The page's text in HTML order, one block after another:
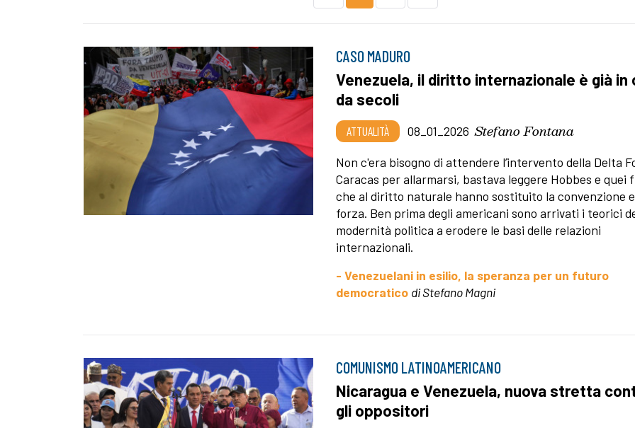
CASO MADURO
Venezuela, il diritto internazionale è già in
da secoli
ATTUALITÀ 08_01_2026 Stefano Fontana
Non c'era bisogno di attendere l’intervento della Delta
Caracas per allarmarsi, bastava leggere Hobbes e quei
che al diritto naturale hanno sostituito la convenzione
forza. Ben prima degli americani sono arrivati i teorici
modernità politica a erodere le basi delle relazioni
internazionali.
- Venezuelani in esilio, la speranza per un futuro
democratico di Stefano Magni
COMUNISMO LATINOAMERICANO
Nicaragua e Venezuela, nuova stretta
gli oppositori